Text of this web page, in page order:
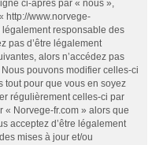
ci-après par « nous »,
http://www.norvege-
légalement responsable des
pas d’être légalement
alors n’accédez pas
pouvons modifier celles-ci
tout pour que vous en soyez
régulièrement celles-ci par
« Norvege-fr.com » alors que
acceptez d’être légalement
mises à jour et/ou